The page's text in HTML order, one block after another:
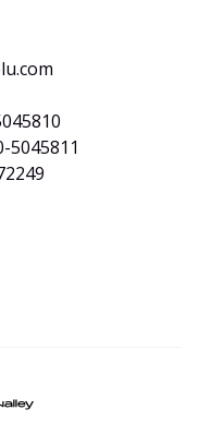
5045811